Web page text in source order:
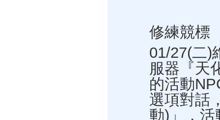
修練競標
01/27(二)
服器『天
的活動
選項對話
動)」，